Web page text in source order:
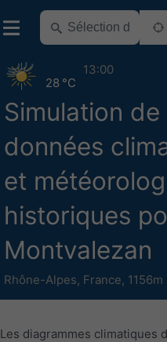
Simulation de
données
et
historiques
Montvalezan
Rhône-Alpes, France,
28 °C
13:00
Les diagrammes climatiques